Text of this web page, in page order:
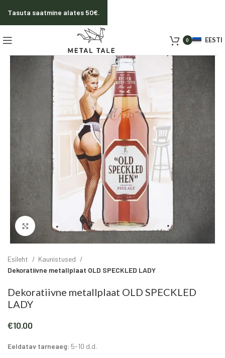
0 EESTI
Click to enlarge
Esileht
Kaunistused
Dekoratiivne metallplaat OLD SPECKLED LADY
Dekoratiivne metallplaat OLD SPECKLED
LADY
€10.00
Eeldatav tarneaeg: 5-10 d.d.
Tasuta saatmine alates 50€.